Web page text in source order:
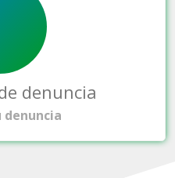
denuncia
denuncia